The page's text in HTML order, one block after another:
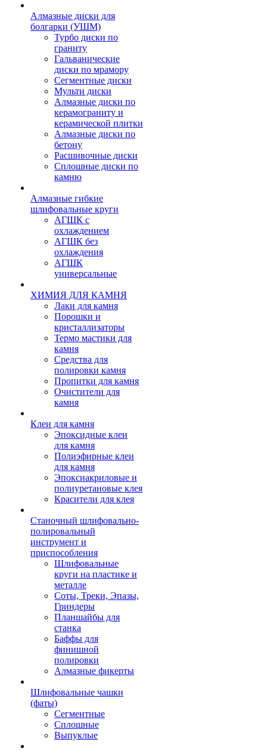
Алмазные диски для
болгарки (УШМ)
Турбо диски по
граниту
Гальванические
диски по мрамору
Сегментные диски
Мульти диски
Алмазные диски по
керамограниту и
керамической плитки
Алмазные диски по
бетону
Расшивочные диски
Сплошные диски по
камню
Алмазные гибкие
шлифовальные круги
АГШК с
охлаждением
АГШК без
охлаждения
АГШК
универсальные
ХИМИЯ ДЛЯ КАМНЯ
Лаки для камня
Порошки и
кристаллизаторы
Термо мастики для
камня
Средства для
полировки камня
Пропитки для камня
Очистители для
камня
Клеи для камня
Эпоксидные клеи
для камня
Полиэфирные клеи
для камня
Эпоксиакриловые и
полиуретановые клея
Красители для клея
Станочный шлифовально-
полировальный
инструмент и
приспособления
Шлифовальные
круги на пластике и
металле
Соты, Треки, Эпазы,
Гриндеры
Планшайбы для
станка
Баффы для
финишной
полировки
Алмазные фикерты
Шлифовальные чашки
(фаты)
Сегментные
Сплошные
Выпуклые